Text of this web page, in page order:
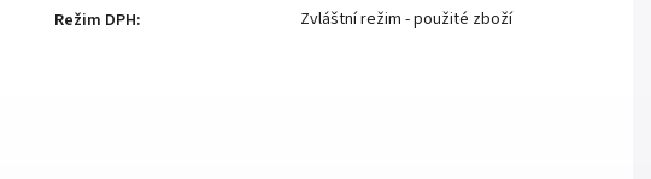
Režim DPH: Zvláštní režim - použité zboží